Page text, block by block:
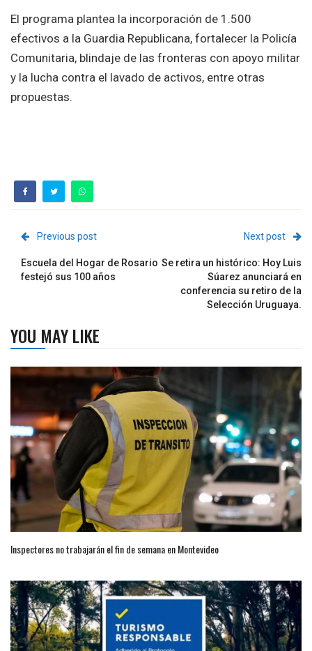
El programa plantea la incorporación de 1.500
efectivos a la Guardia Republicana, fortalecer la Policía
Comunitaria, blindaje de las fronteras con apoyo militar
y la lucha contra el lavado de activos, entre otras
propuestas.
Previous post
Escuela del Hogar de Rosario
festejó sus 100 años
Next post
Se retira un histórico: Hoy Luis
Súarez anunciará en
conferencia su retiro de la
Selección Uruguaya.
YOU MAY LIKE
Inspectores no trabajarán el fin de semana en Montevideo